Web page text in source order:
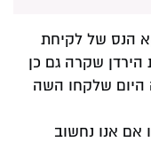
הנס של לקיחת
שקרה גם כן
היום שלקחו השה
אם אנו נחשוב